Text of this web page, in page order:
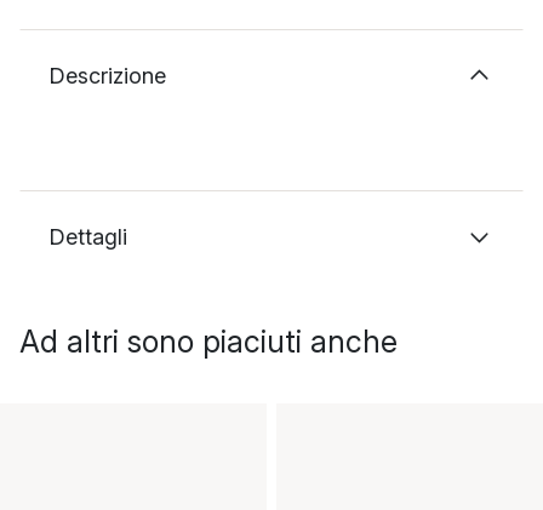
Descrizione
Dettagli
Ad altri sono piaciuti anche